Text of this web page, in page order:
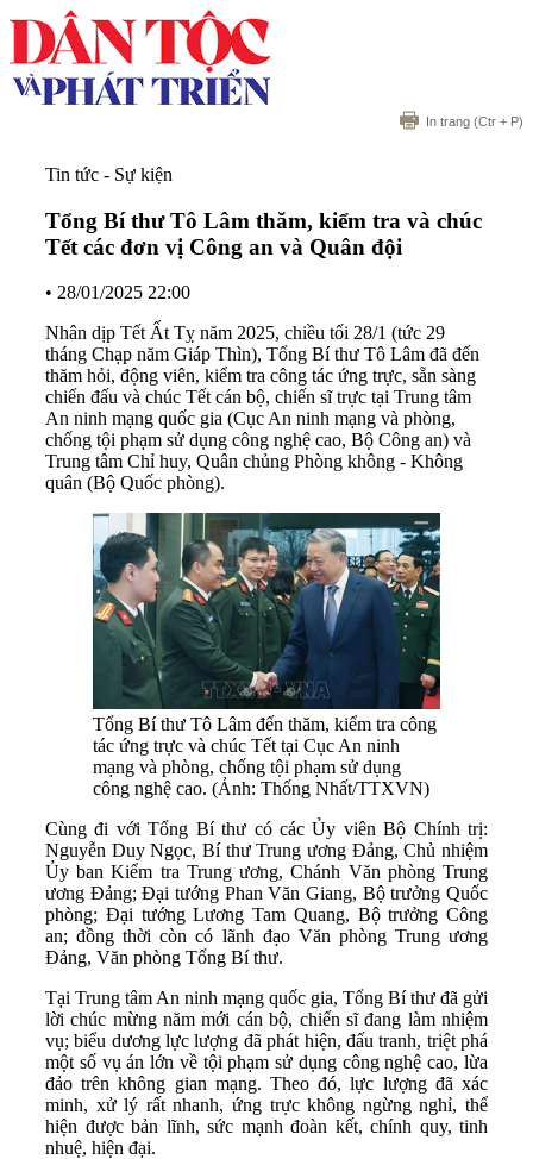
In trang (Ctr + P)
Tin tức - Sự kiện
Tổng Bí thư Tô Lâm thăm, kiểm tra và chúc
Tết các đơn vị Công an và Quân đội
• 28/01/2025 22:00
Nhân dịp Tết Ất Tỵ năm 2025, chiều tối 28/1 (tức 29
tháng Chạp năm Giáp Thìn), Tổng Bí thư Tô Lâm đã đến
thăm hỏi, động viên, kiểm tra công tác ứng trực, sẵn sàng
chiến đấu và chúc Tết cán bộ, chiến sĩ trực tại Trung tâm
An ninh mạng quốc gia (Cục An ninh mạng và phòng,
chống tội phạm sử dụng công nghệ cao, Bộ Công an) và
Trung tâm Chỉ huy, Quân chủng Phòng không - Không
quân (Bộ Quốc phòng).
Tổng Bí thư Tô Lâm đến thăm, kiểm tra công
tác ứng trực và chúc Tết tại Cục An ninh
mạng và phòng, chống tội phạm sử dụng
công nghệ cao. (Ảnh: Thống Nhất/TTXVN)
Cùng đi với Tổng Bí thư có các Ủy viên Bộ Chính trị:
Nguyễn Duy Ngọc, Bí thư Trung ương Đảng, Chủ nhiệm
Ủy ban Kiểm tra Trung ương, Chánh Văn phòng Trung
ương Đảng; Đại tướng Phan Văn Giang, Bộ trưởng Quốc
phòng; Đại tướng Lương Tam Quang, Bộ trưởng Công
an; đồng thời còn có lãnh đạo Văn phòng Trung ương
Đảng, Văn phòng Tổng Bí thư.
Tại Trung tâm An ninh mạng quốc gia, Tổng Bí thư đã gửi
lời chúc mừng năm mới cán bộ, chiến sĩ đang làm nhiệm
vụ; biểu dương lực lượng đã phát hiện, đấu tranh, triệt phá
một số vụ án lớn về tội phạm sử dụng công nghệ cao, lừa
đảo trên không gian mạng. Theo đó, lực lượng đã xác
minh, xử lý rất nhanh, ứng trực không ngừng nghỉ, thể
hiện được bản lĩnh, sức mạnh đoàn kết, chính quy, tinh
nhuệ, hiện đại.